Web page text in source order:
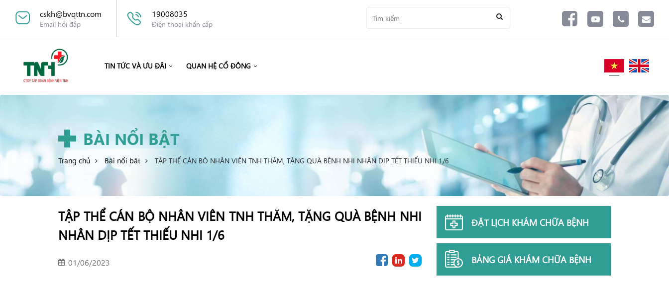
cskh@bvqttn.com
Email hỏi đáp
19008035
Điện thoại khẩn cấp
TIN TỨC VÀ ƯU ĐÃI QUAN HỆ CỔ ĐÔNG
BÀI NỔI BẬT
Trang chủ Bài nổi bật TẬP THỂ CÁN BỘ NHÂN VIÊN TNH THĂM, TẶNG QUÀ BỆNH NHI NHÂN DỊP TẾT THIẾU NHI 1/6
TẬP THỂ CÁN BỘ NHÂN VIÊN TNH THĂM, TẶNG QUÀ BỆNH NHI
NHÂN DỊP TẾT THIẾU NHI 1/6
01/06/2023
ĐẶT LỊCH KHÁM CHỮA BỆNH
BẢNG GIÁ KHÁM CHỮA BỆNH